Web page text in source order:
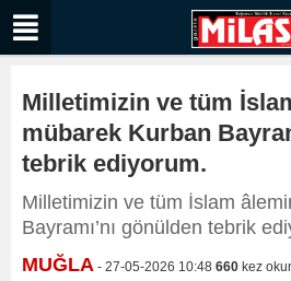
Milletimizin ve tüm
mübarek Kurban
tebrik ediyorum.
Milletimizin ve tüm İslam
Bayramı’nı gönülden tebrik
MUĞLA - 27-05-2026 10:48 660 kez